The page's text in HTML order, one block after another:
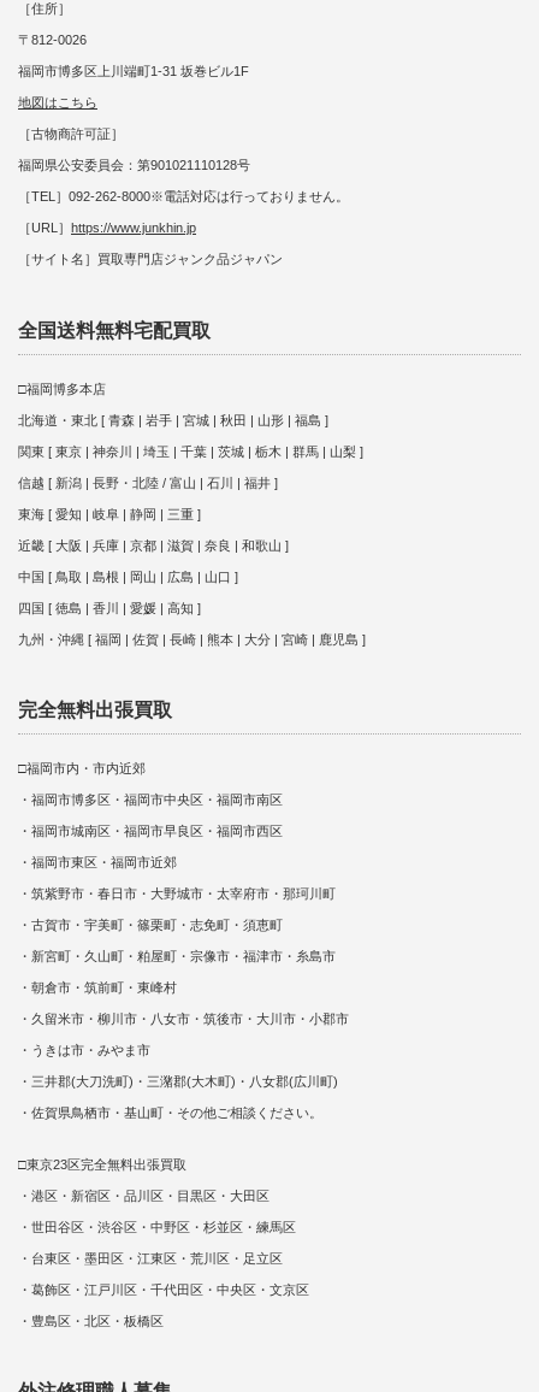
［住所］
〒812-0026
福岡市博多区上川端町1-31 坂巻ビル1F
地図はこちら
［古物商許可証］
福岡県公安委員会：第901021110128号
［TEL］092-262-8000※電話対応は行っておりません。
［URL］ https://www.junkhin.jp
［サイト名］買取専門店ジャンク品ジャパン
全国送料無料宅配買取
□福岡博多本店
北海道・東北 [ 青森 | 岩手 | 宮城 | 秋田 | 山形 | 福島 ]
関東 [ 東京 | 神奈川 | 埼玉 | 千葉 | 茨城 | 栃木 | 群馬 | 山梨 ]
信越 [ 新潟 | 長野・北陸 / 富山 | 石川 | 福井 ]
東海 [ 愛知 | 岐阜 | 静岡 | 三重 ]
近畿 [ 大阪 | 兵庫 | 京都 | 滋賀 | 奈良 | 和歌山 ]
中国 [ 鳥取 | 島根 | 岡山 | 広島 | 山口 ]
四国 [ 徳島 | 香川 | 愛媛 | 高知 ]
九州・沖縄 [ 福岡 | 佐賀 | 長崎 | 熊本 | 大分 | 宮崎 | 鹿児島 ]
完全無料出張買取
□福岡市内・市内近郊
・福岡市博多区・福岡市中央区・福岡市南区
・福岡市城南区・福岡市早良区・福岡市西区
・福岡市東区・福岡市近郊
・筑紫野市・春日市・大野城市・太宰府市・那珂川町
・古賀市・宇美町・篠栗町・志免町・須恵町
・新宮町・久山町・粕屋町・宗像市・福津市・糸島市
・朝倉市・筑前町・東峰村
・久留米市・柳川市・八女市・筑後市・大川市・小郡市
・うきは市・みやま市
・三井郡(大刀洗町)・三潴郡(大木町)・八女郡(広川町)
・佐賀県鳥栖市・基山町・その他ご相談ください。
□東京23区完全無料出張買取
・港区・新宿区・品川区・目黒区・大田区
・世田谷区・渋谷区・中野区・杉並区・練馬区
・台東区・墨田区・江東区・荒川区・足立区
・葛飾区・江戸川区・千代田区・中央区・文京区
・豊島区・北区・板橋区